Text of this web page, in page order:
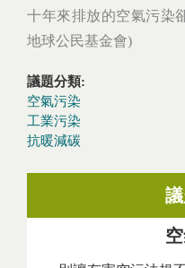
十年來排放的空氣污染
地球公民基金會)
議題分類:
空氣污染
工業污染
抗暖減碳